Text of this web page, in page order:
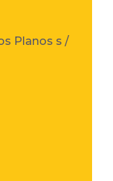
Planos s /